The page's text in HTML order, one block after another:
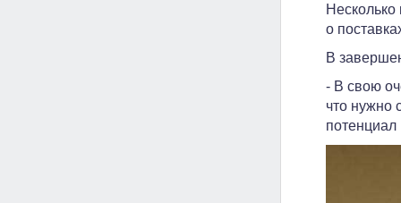
о
В
- В свою
что нужно
потенциал